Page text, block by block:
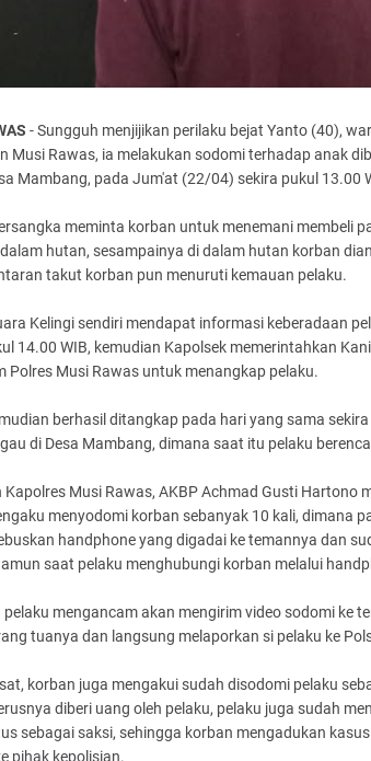
- Sungguh menjijikan perilaku bejat Yanto (40),
Musi Rawas, ia melakukan sodomi terhadap anak
Mambang, pada Jum'at (22/04) sekira pukul 13.00
meminta korban untuk menemani membeli
hutan, sesampainya di dalam hutan korban
takut korban pun menuruti kemauan pelaku.
Kelingi sendiri mendapat informasi keberadaan
14.00 WIB, kemudian Kapolsek memerintahkan
Polres Musi Rawas untuk menangkap pelaku.
berhasil ditangkap pada hari yang sama
di Desa Mambang, dimana saat itu pelaku
Kapolres Musi Rawas, AKBP Achmad Gusti Hartono
menyodomi korban sebanyak 10 kali, dimana
handphone yang digadai ke temannya dan
saat pelaku menghubungi korban melalui
pelaku mengancam akan mengirim video sodomi ke
tuanya dan langsung melaporkan si pelaku ke
korban juga mengakui sudah disodomi pelaku
diberi uang oleh pelaku, pelaku juga sudah
sebagai saksi, sehingga korban mengadukan
pihak kepolisian.